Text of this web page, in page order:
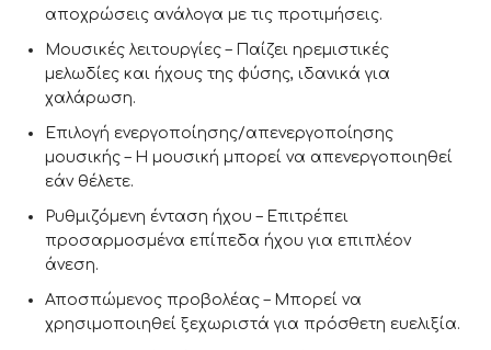
αποχρώσεις ανάλογα με τις προτιμήσεις.
Μουσικές λειτουργίες – Παίζει ηρεμιστικές
μελωδίες και ήχους της φύσης, ιδανικά για
χαλάρωση.
Επιλογή ενεργοποίησης/απενεργοποίησης
μουσικής – Η μουσική μπορεί να απενεργοποιηθεί
εάν θέλετε.
Ρυθμιζόμενη ένταση ήχου – Επιτρέπει
προσαρμοσμένα επίπεδα ήχου για επιπλέον
άνεση.
Αποσπώμενος προβολέας – Μπορεί να
χρησιμοποιηθεί ξεχωριστά για πρόσθετη ευελιξία.